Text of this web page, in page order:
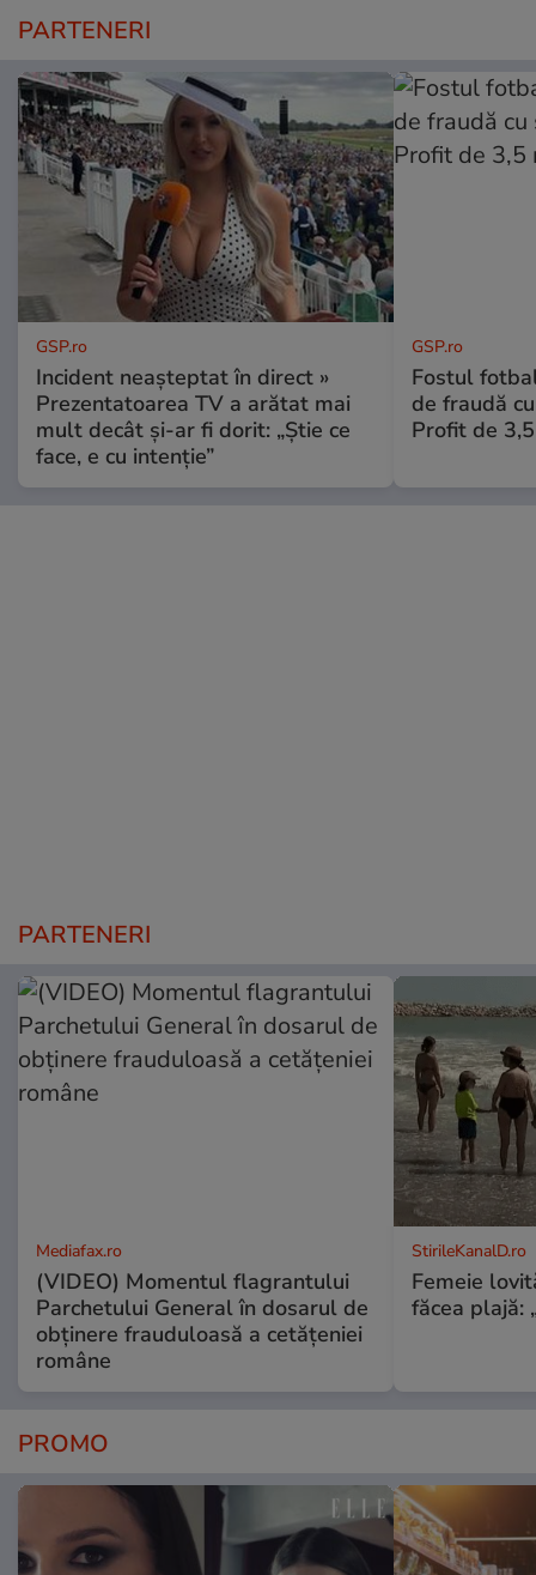
PARTENERI
GSP.ro
Incident neașteptat în direct »
Prezentatoarea TV a arătat mai
mult decât și-ar fi dorit: „Știe ce
face, e cu intenție”
GSP.ro
Fostul
de fraudă
Profit de
PARTENERI
Mediafax.ro
(VIDEO) Momentul flagrantului
Parchetului General în dosarul de
obținere frauduloasă a cetățeniei
române
StirileKanalD.ro
Femeie
făcea plajă:
PROMO